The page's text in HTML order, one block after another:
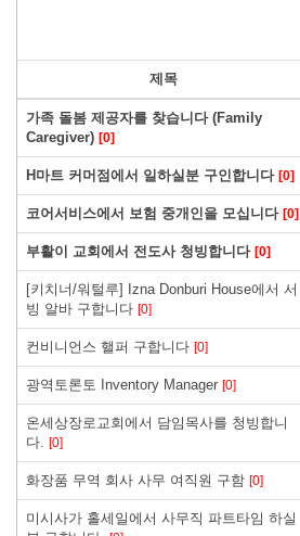
제목
가족 돌봄 제공자를 찾습니다 (Family
Caregiver) [0]
H마트 커머점에서 일하실분 구인합니다 [0]
코어서비스에서 보험 중개인을 모십니다 [0]
부활이 교회에서 전도사 청빙합니다 [0]
[키치너/워털루] Izna Donburi House에서 서
빙 알바 구합니다 [0]
컨비니언스 핼퍼 구합니다 [0]
광역토론토 Inventory Manager [0]
온세상장로교회에서 담임목사를 청빙합니
다. [0]
화장품 무역 회사 사무 여직원 구함 [0]
미시사가 홀세일에서 사무직 파트타임 하실